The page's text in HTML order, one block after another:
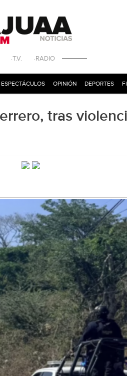
·T.V. ·RADIO
ESPECTÁCULOS OPINIÓN DEPORTES
tras